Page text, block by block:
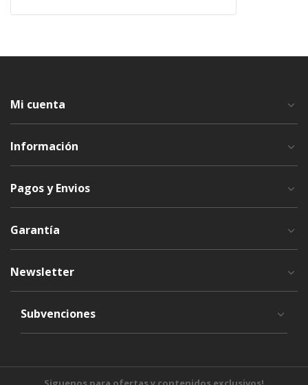
Mi cuenta
Información
Pagos y Envios
Garantía
Newsletter
Subvenciones